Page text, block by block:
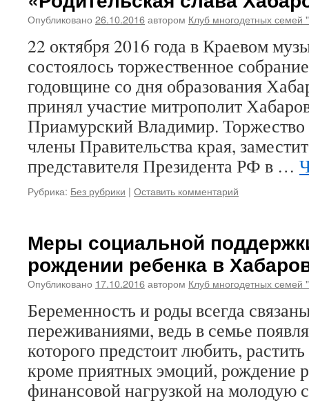
Опубликовано 26.10.2016автором Клуб многодетных
22 октября 2016 года в Краевом
состоялось торжественное
годовщине со дня образования
принял участие митрополит
Приамурский Владимир. Торжество
члены Правительства края,
представителя Президента РФ в …
Рубрика: Без рубрики | Оставить комментарий
Меры социальной
рождении ребенка в
Опубликовано 17.10.2016автором Клуб многодетных
Беременность и роды всегда
переживаниями, ведь в семье
которого предстоит любить,
кроме приятных эмоций, рождение
финансовой нагрузкой на молодую